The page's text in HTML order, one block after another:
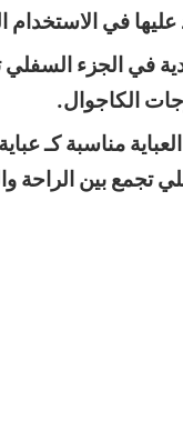
في الاستخدام
الجزء السفلي
الكاجوال.
مناسبة كـ
تجمع بين الراحة